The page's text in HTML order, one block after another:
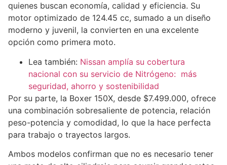
quienes buscan economía, calidad y eficiencia. Su
motor optimizado de 124.45 cc, sumado a un diseño
moderno y juvenil, la convierten en una excelente
opción como primera moto.
Lea también: Nissan amplía su cobertura
nacional con su servicio de Nitrógeno: más
seguridad, ahorro y sostenibilidad
Por su parte, la Boxer 150X, desde $7.499.000, ofrece
una combinación sobresaliente de potencia, relación
peso-potencia y comodidad, lo que la hace perfecta
para trabajo o trayectos largos.
Ambos modelos confirman que no es necesario tener